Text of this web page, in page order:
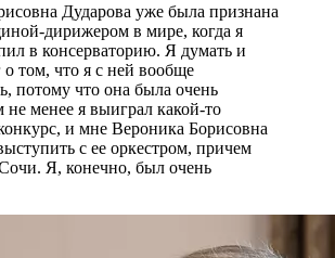
Дударова уже была признана
дирижером в мире, когда я
в консерваторию. Я думать и
о том, что я с ней вообще
потому что она была очень
менее я выиграл какой-то
и мне Вероника Борисовна
с ее оркестром, причем
Я, конечно, был очень